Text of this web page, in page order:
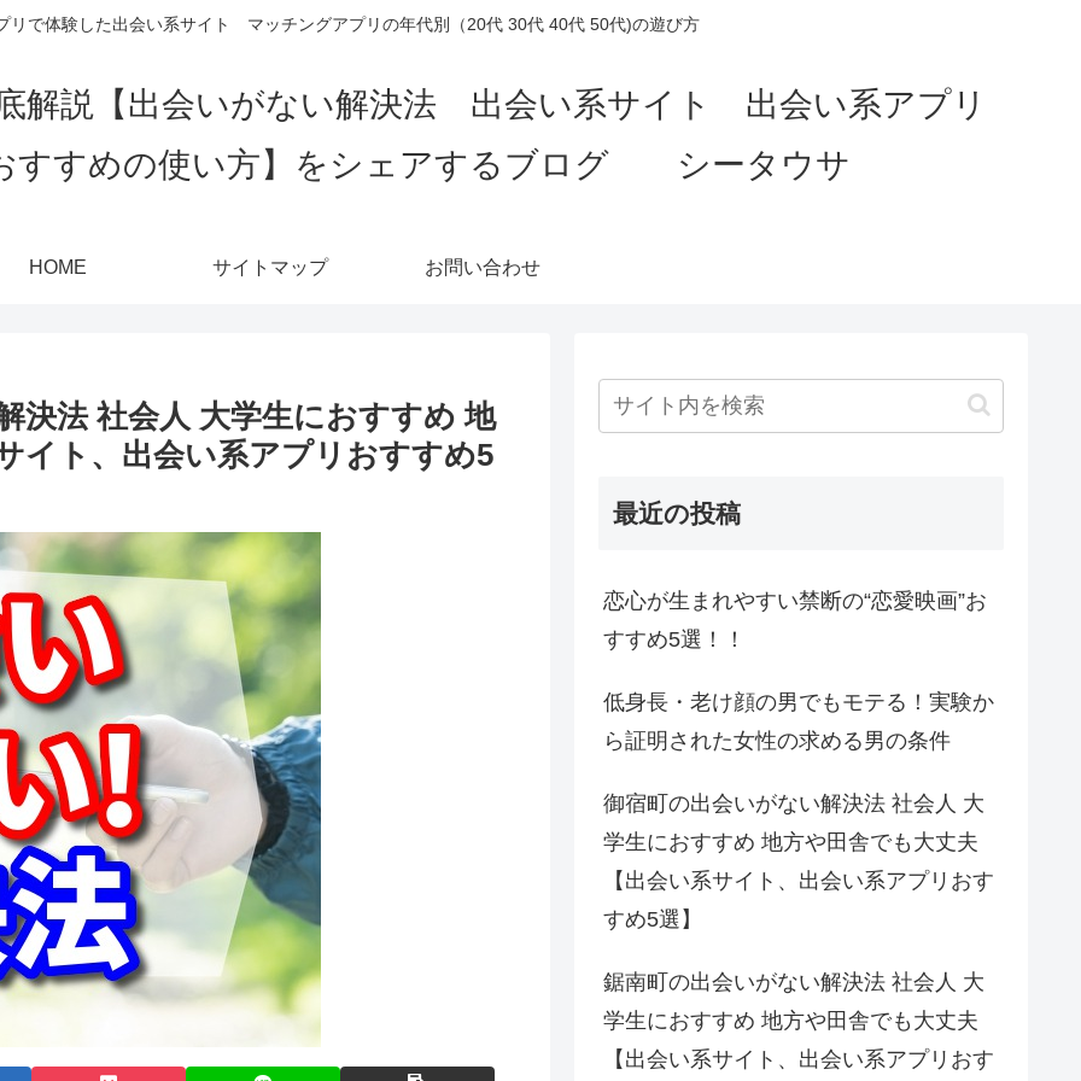
リで体験した出会い系サイト マッチングアプリの年代別（20代 30代 40代 50代)の遊び方
解説【出会いがない解決法 出会い系サイト 出会い系アプリ
すすめの使い方】をシェアするブログ シータウサ
HOME サイトマップ お問い合わせ
決法 社会人 大学生におすすめ 地
イト、出会い系アプリおすすめ5
最近の投稿
恋心が生まれやすい禁断の“恋愛映画”お
すすめ5選！！
低身長・老け顔の男でもモテる！実験か
ら証明された女性の求める男の条件
御宿町の出会いがない解決法 社会人 大
学生におすすめ 地方や田舎でも大丈夫
【出会い系サイト、出会い系アプリおす
すめ5選】
鋸南町の出会いがない解決法 社会人 大
学生におすすめ 地方や田舎でも大丈夫
【出会い系サイト、出会い系アプリおす